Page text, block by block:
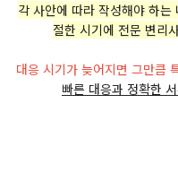
각 사안에 따라 작성해야 하
절한 시기에 전문 변리
대응 시기가 늦어지면 그만큼
빠른 대응과 정확한